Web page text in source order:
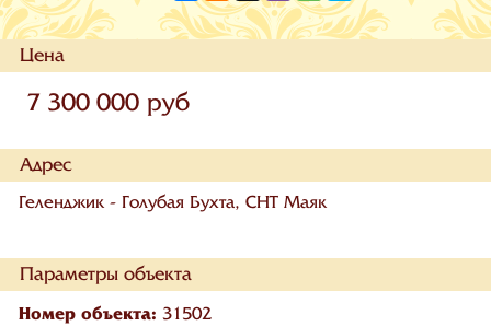
Цена
7 300 000 руб
Адрес
Геленджик - Голубая Бухта, СНТ Маяк
Параметры объекта
Номер объекта: 31502